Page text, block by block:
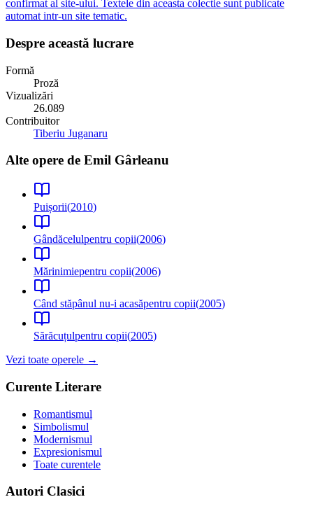
confirmat al site-ului. Textele din aceasta colectie sunt publicate
automat intr-un site tematic.
Despre această lucrare
Formă
Proză
Vizualizări
26.089
Contribuitor
Tiberiu Juganaru
Alte opere de Emil Gârleanu
Puișorii(2010)
Gândăcelulpentru copii(2006)
Mărinimiepentru copii(2006)
Când stăpânul nu-i acasăpentru copii(2005)
Sărăcuțulpentru copii(2005)
Vezi toate operele →
Curente Literare
Romantismul
Simbolismul
Modernismul
Expresionismul
Toate curentele
Autori Clasici